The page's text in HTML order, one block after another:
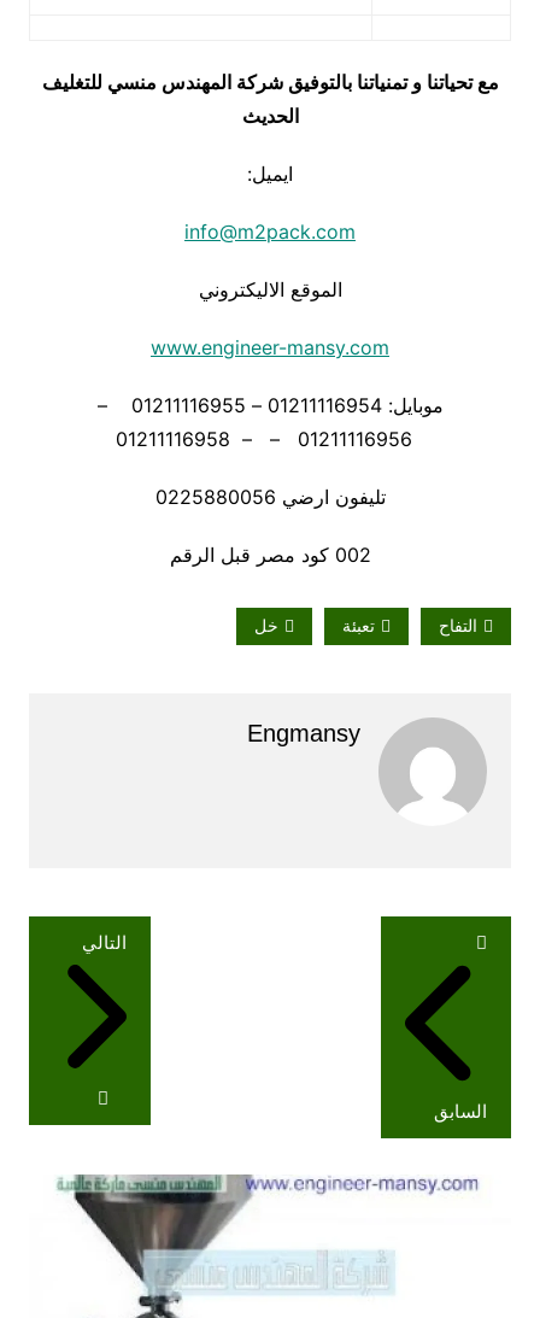
مع تحياتنا و تمنياتنا بالتوفيق شركة المهندس منسي للتغليف
الحديث
ايميل:
info@m2pack.com
الموقع الاليكتروني
www.engineer-mansy.com
موبايل: 01211116954 – 01211116955 –
تليفون ارضي 0225880056
002 كود مصر قبل الرقم
التفاح تعبئة خل
Engmansy
تصفّح
المقالات
السابق
التالي